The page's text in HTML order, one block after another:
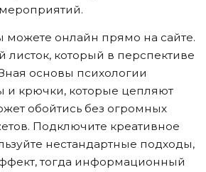
можете онлайн прямо на сайте.
который в перспективе
основы психологии
и крючки, которые цепляют
обойтись без огромных
Подключите креативное
нестандартные подходы,
тогда информационный